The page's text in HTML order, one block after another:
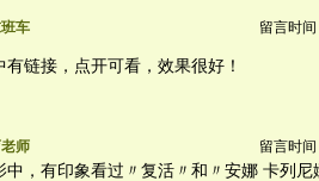
车 留言时间
链接，点开可看，效果很好！
师 留言时间
中，有印象看过〃复活〃和〃安娜 卡列尼